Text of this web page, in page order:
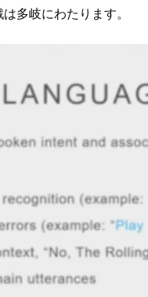
多岐にわたります。